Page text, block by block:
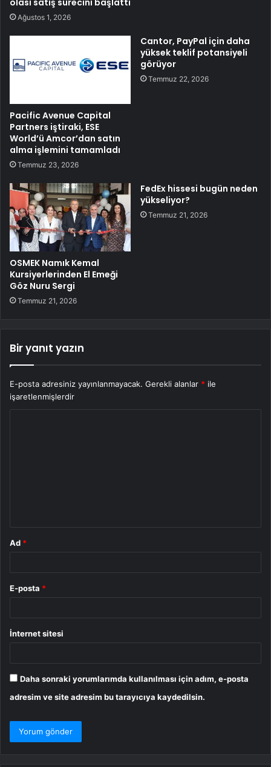
Ağustos 1, 2026
Pacific Avenue Capital
Partners iştiraki, ESE
World’ü Amcor’dan satın
alma işlemini tamamladı
Temmuz 23, 2026
Cantor, PayPal için daha
yüksek teklif potansiyeli
görüyor
Temmuz 22, 2026
OSMEK Namık Kemal
Kursiyerlerinden El Emeği
Göz Nuru Sergi
Temmuz 21, 2026
FedEx hissesi bugün neden
yükseliyor?
Temmuz 21, 2026
Bir yanıt yazın
E-posta adresiniz yayınlanmayacak. Gerekli alanlar * ile
işaretlenmişlerdir
Ad *
E-posta *
İnternet sitesi
Daha sonraki yorumlarımda kullanılması için adım, e-posta
adresim ve site adresim bu tarayıcıya kaydedilsin.